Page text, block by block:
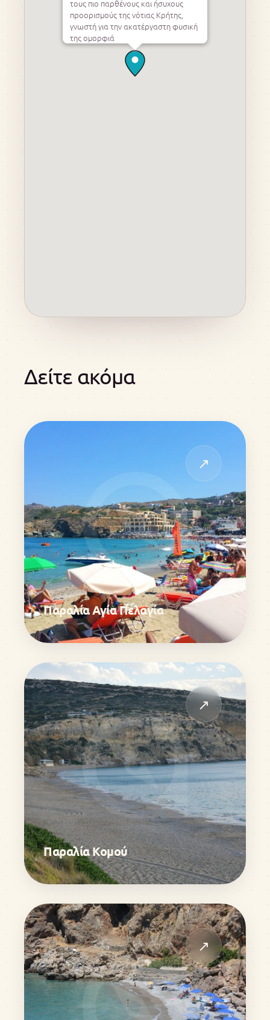
τους πιο παρθένους και ήσυχους
προορισμούς της νότιας Κρήτης,
γνωστή για την ακατέργαστη φυσική
της ομορφιά
Δείτε ακόμα
↗
Παραλία Αγία Πελαγία
↗
Παραλία Κομού
↗